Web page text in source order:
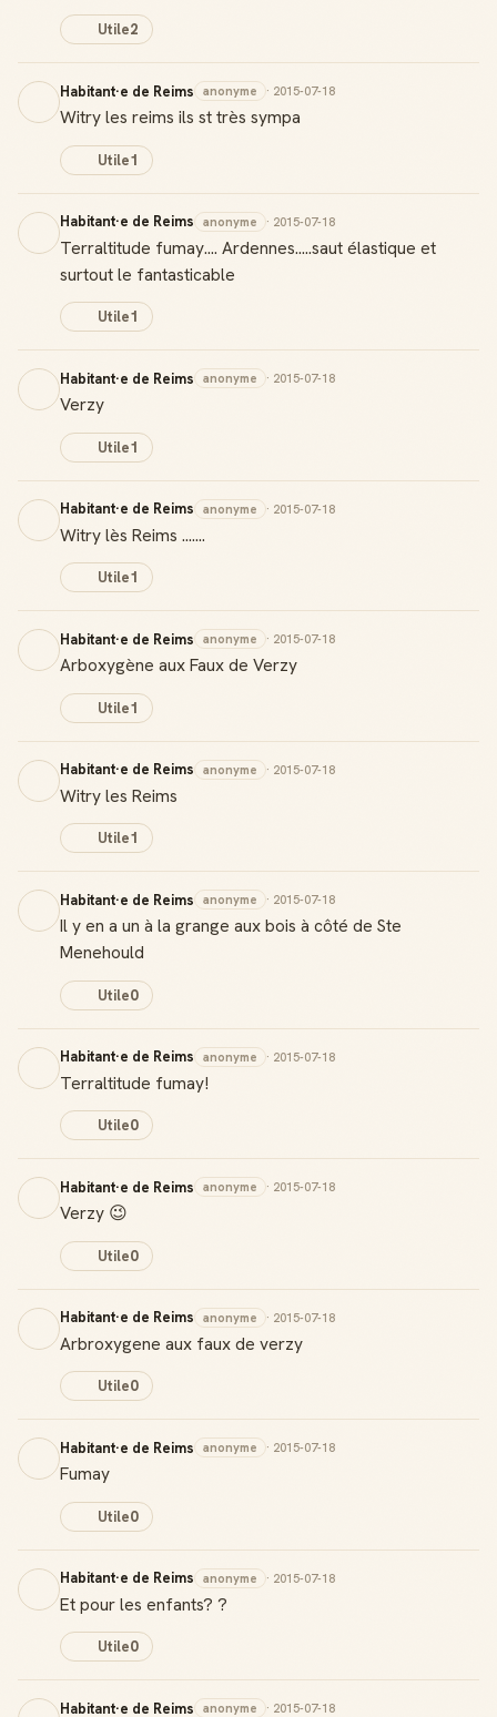
Utile2
Habitant·e de Reims anonyme · 2015-07-18
Witry les reims ils st très sympa
Utile1
Habitant·e de Reims anonyme · 2015-07-18
Terraltitude fumay.... Ardennes.....saut élastique et
surtout le fantasticable
Utile1
Habitant·e de Reims anonyme · 2015-07-18
Verzy
Utile1
Habitant·e de Reims anonyme · 2015-07-18
Witry lès Reims .......
Utile1
Habitant·e de Reims anonyme · 2015-07-18
Arboxygène aux Faux de Verzy
Utile1
Habitant·e de Reims anonyme · 2015-07-18
Witry les Reims
Utile1
Habitant·e de Reims anonyme · 2015-07-18
Il y en a un à la grange aux bois à côté de Ste
Menehould
Utile0
Habitant·e de Reims anonyme · 2015-07-18
Terraltitude fumay!
Utile0
Habitant·e de Reims anonyme · 2015-07-18
Verzy 😉
Utile0
Habitant·e de Reims anonyme · 2015-07-18
Arbroxygene aux faux de verzy
Utile0
Habitant·e de Reims anonyme · 2015-07-18
Fumay
Utile0
Habitant·e de Reims anonyme · 2015-07-18
Et pour les enfants? ?
Utile0
Habitant·e de Reims anonyme · 2015-07-18